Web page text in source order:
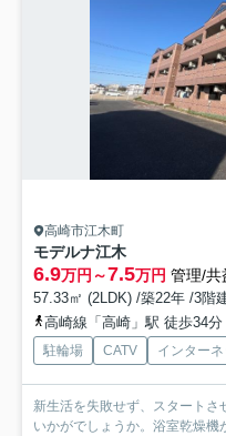
高崎市江木町
モデルナ江木
6.9万円～7.5万円 管理/共
57.33㎡ (2LDK) /築22年 /3階
高崎線「高崎」駅 徒歩34分
駐輪場 CATV インター
新生活を失敗せず、スタート
いかがでしょうか。浴室乾燥